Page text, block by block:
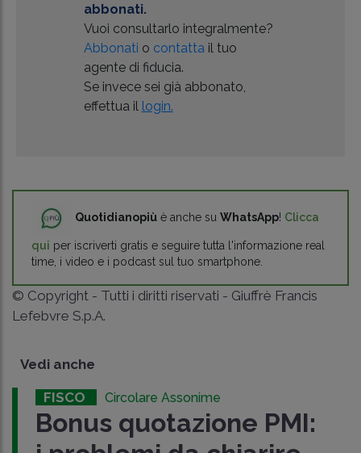
abbonati.
Vuoi consultarlo integralmente?
Abbonati o contatta il tuo
agente di fiducia.
Se invece sei già abbonato,
effettua il login.
Quotidianopiù è anche su WhatsApp! Clicca
qui per iscriverti gratis e seguire tutta l'informazione real
time, i video e i podcast sul tuo smartphone.
© Copyright - Tutti i diritti riservati - Giuffrè Francis
Lefebvre S.p.A.
Vedi anche
FISCO Circolare Assonime
Bonus quotazione PMI: